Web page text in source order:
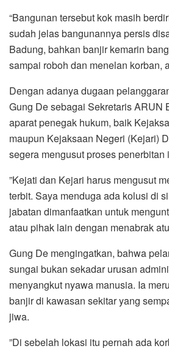
“Bangunan tersebut kok masih
sudah jelas bangunannya persis
Badung, bahkan banjir kemarin
sampai roboh dan menelan korban,
​Dengan adanya dugaan
Gung De sebagai Sekretaris ARUN
aparat penegak hukum, baik
maupun Kejaksaan Negeri (Kejari)
segera mengusut proses penerbitan
​”Kejati dan Kejari harus mengusut
terbit. Saya menduga ada kolusi di
jabatan dimanfaatkan untuk
atau pihak lain dengan menabrak
​Gung De mengingatkan, bahwa
sungai bukan sekadar urusan
menyangkut nyawa manusia. Ia
banjir di kawasan sekitar yang
jiwa.
​”Di sebelah lokasi itu pernah ada